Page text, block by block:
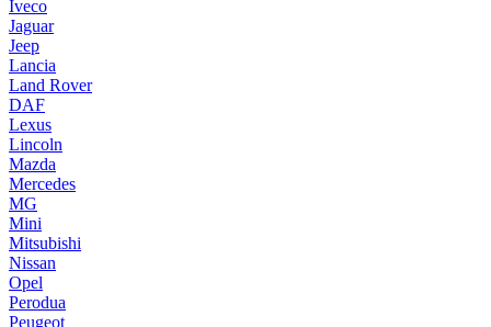
Iveco
Jaguar
Jeep
Lancia
Land Rover
DAF
Lexus
Lincoln
Mazda
Mercedes
MG
Mini
Mitsubishi
Nissan
Opel
Perodua
Peugeot